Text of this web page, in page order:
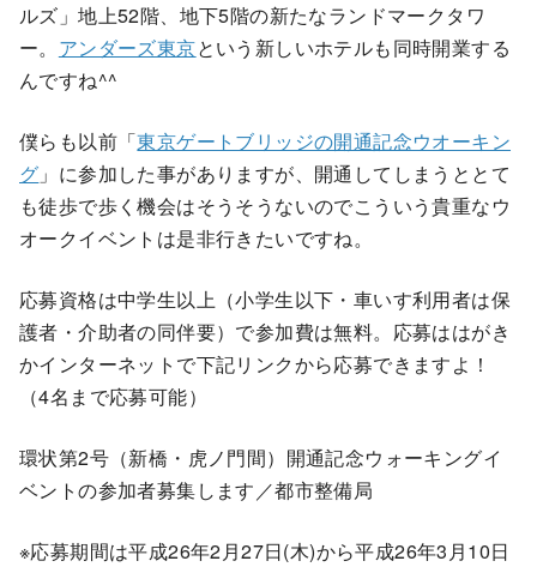
ルズ」地上52階、地下5階の新たなランドマークタワ
ー。 アンダーズ東京という新しいホテルも同時開業する
んですね^^
僕らも以前「東京ゲートブリッジの開通記念ウオーキン
グ 」に参加した事がありますが、開通してしまうととて
も徒歩で歩く機会はそうそうないのでこういう貴重なウ
オークイベントは是非行きたいですね。
応募資格は中学生以上（小学生以下・車いす利用者は保
護者・介助者の同伴要）で参加費は無料。応募ははがき
かインターネットで下記リンクから応募できますよ！
（4名まで応募可能）
環状第2号（新橋・虎ノ門間）開通記念ウォーキングイ
ベントの参加者募集します／都市整備局
※応募期間は平成26年2月27日(木)から平成26年3月10日